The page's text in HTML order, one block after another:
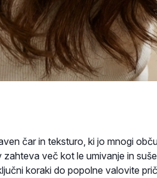
čar in teksturo, ki jo mnogi
več kot le umivanje in
koraki do popolne valovite